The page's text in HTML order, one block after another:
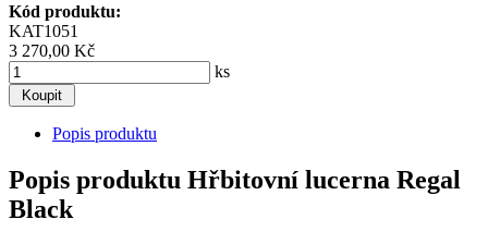
Kód produktu:
KAT1051
3 270,00 Kč
ks
Popis produktu
Popis produktu Hřbitovní lucerna Regal
Black